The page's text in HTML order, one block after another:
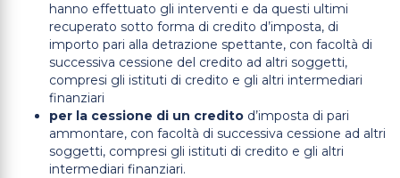
hanno effettuato gli interventi e da questi ultimi
recuperato sotto forma di credito d’imposta, di
importo pari alla detrazione spettante, con facoltà di
successiva cessione del credito ad altri soggetti,
compresi gli istituti di credito e gli altri intermediari
finanziari
per la cessione di un credito d’imposta di pari
ammontare, con facoltà di successiva cessione ad altri
soggetti, compresi gli istituti di credito e gli altri
intermediari finanziari.